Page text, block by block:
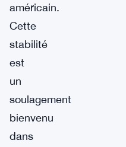
américain.
Cette
stabilité
est
un
soulagement
bienvenu
dans